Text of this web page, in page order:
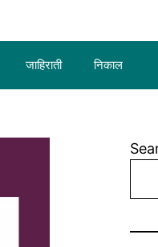
जाहिराती निकाल